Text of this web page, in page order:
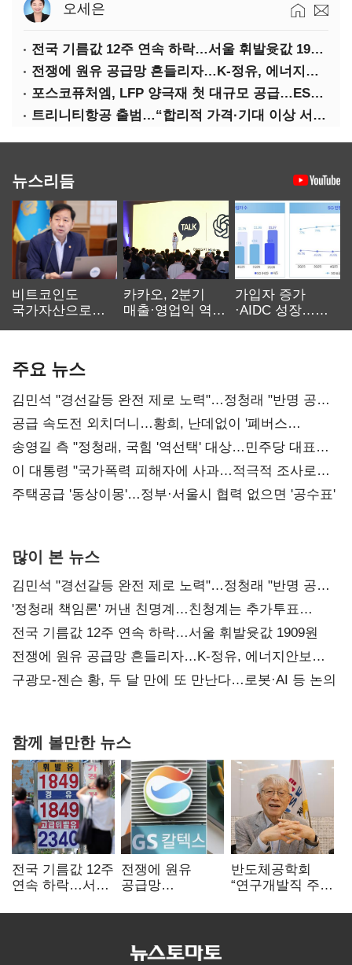
오세은
전국 기름값 12주 연속 하락…서울 휘발윳값 1909원
전쟁에 원유 공급망 흔들리자…K-정유, 에너지안보 핵심으로 재부상
포스코퓨처엠, LFP 양극재 첫 대규모 공급…ESS 시장 공략
트리니티항공 출범…“합리적 가격·기대 이상 서비스로 승부”
뉴스리듬
비트코인도
국가자산으로…'
카카오, 2분기
매출·영업익 역대
가입자 증가
·AIDC 성장…
주요 뉴스
김민석 "경선갈등 완전 제로 노력"…정청래 "반명 공세
사과부터"
공급 속도전 외치더니…황희, 난데없이 '폐버스
리모델링' 제안
송영길 측 "정청래, 국힘 '역선택' 대상…민주당 대표로
총선 지휘 못해"
이 대통령 "국가폭력 피해자에 사과…적극적 조사로
진실 밝혀야"
주택공급 '동상이몽'…정부·서울시 협력 없으면 '공수표'
많이 본 뉴스
김민석 "경선갈등 완전 제로 노력"…정청래 "반명 공세
사과부터"
'정청래 책임론' 꺼낸 친명계…친청계는 추가투표
때리기
전국 기름값 12주 연속 하락…서울 휘발윳값 1909원
전쟁에 원유 공급망 흔들리자…K-정유, 에너지안보
핵심으로 재부상
구광모-젠슨 황, 두 달 만에 또 만난다…로봇·AI 등 논의
함께 볼만한 뉴스
전국 기름값 12주
연속 하락…서울
전쟁에 원유
공급망
정유, 에너지안보
반도체공학회
“연구개발직 주
개선해야”